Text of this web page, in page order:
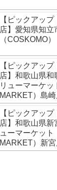
【ピックアッ
店】愛知県知
（COSKOMO）
【ピックアッ
店】和歌山県
リューマーケ
MARKET）島
【ピックアッ
店】和歌山県
ューマーケッ
MARKET）新